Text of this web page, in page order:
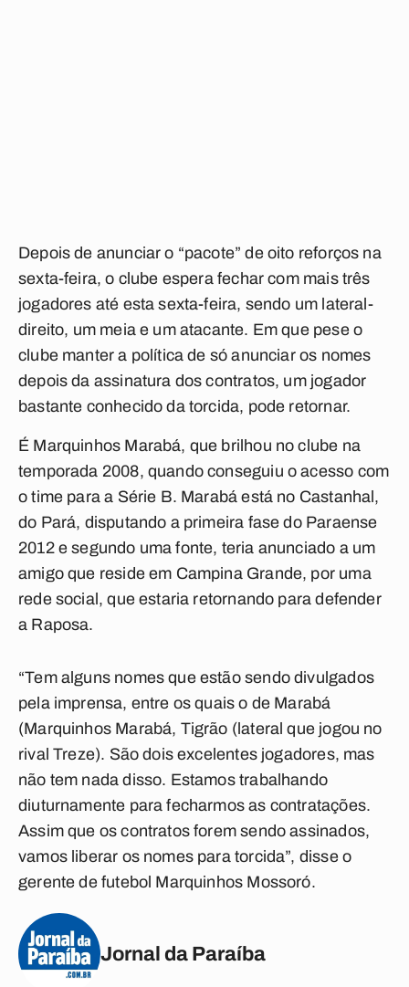
Depois de anunciar o “pacote” de oito reforços na
sexta-feira, o clube espera fechar com mais três
jogadores até esta sexta-feira, sendo um lateral-
direito, um meia e um atacante. Em que pese o
clube manter a política de só anunciar os nomes
depois da assinatura dos contratos, um jogador
bastante conhecido da torcida, pode retornar.
É Marquinhos Marabá, que brilhou no clube na
temporada 2008, quando conseguiu o acesso com
o time para a Série B. Marabá está no Castanhal,
do Pará, disputando a primeira fase do Paraense
2012 e segundo uma fonte, teria anunciado a um
amigo que reside em Campina Grande, por uma
rede social, que estaria retornando para defender
a Raposa.
“Tem alguns nomes que estão sendo divulgados
pela imprensa, entre os quais o de Marabá
(Marquinhos Marabá, Tigrão (lateral que jogou no
rival Treze). São dois excelentes jogadores, mas
não tem nada disso. Estamos trabalhando
diuturnamente para fecharmos as contratações.
Assim que os contratos forem sendo assinados,
vamos liberar os nomes para torcida”, disse o
gerente de futebol Marquinhos Mossoró.
Jornal da Paraíba